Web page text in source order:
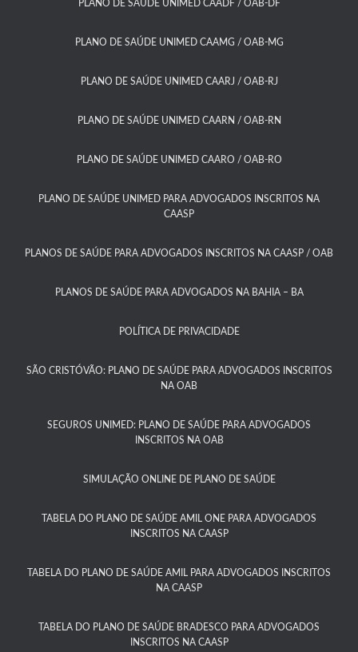
PLANO DE SAÚDE UNIMED CAADF / OAB-DF​
PLANO DE SAÚDE UNIMED CAAMG / OAB-MG​
PLANO DE SAÚDE UNIMED CAARJ / OAB-RJ​
PLANO DE SAÚDE UNIMED CAARN / OAB-RN
PLANO DE SAÚDE UNIMED CAARO / OAB-RO​
PLANO DE SAÚDE UNIMED PARA ADVOGADOS INSCRITOS NA
CAASP​
PLANOS DE SAÚDE PARA ADVOGADOS INSCRITOS NA CAASP / OAB
PLANOS DE SAÚDE PARA ADVOGADOS NA BAHIA – BA​
POLÍTICA DE PRIVACIDADE
SÃO CRISTÓVÃO: PLANO DE SAÚDE PARA ADVOGADOS INSCRITOS
NA OAB
SEGUROS UNIMED: PLANO DE SAÚDE PARA ADVOGADOS
INSCRITOS NA OAB
SIMULAÇÃO ONLINE DE PLANO DE SAÚDE
TABELA DO PLANO DE SAÚDE AMIL ONE PARA ADVOGADOS
INSCRITOS NA CAASP​
TABELA DO PLANO DE SAÚDE AMIL PARA ADVOGADOS INSCRITOS
NA CAASP​
TABELA DO PLANO DE SAÚDE BRADESCO PARA ADVOGADOS
INSCRITOS NA CAASP​